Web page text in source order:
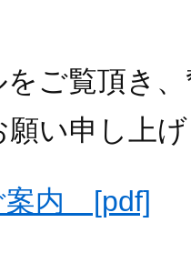
ご覧頂き
願い申し上
案内 [pdf]